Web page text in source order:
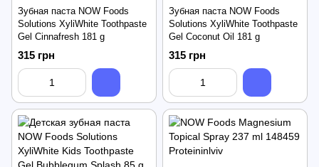
Зубная паста NOW Foods
Solutions XyliWhite Toothpaste
Gel Cinnafresh 181 g
315 грн
Зубная паста NOW Foods
Solutions XyliWhite Toothpaste
Gel Coconut Oil 181 g
315 грн